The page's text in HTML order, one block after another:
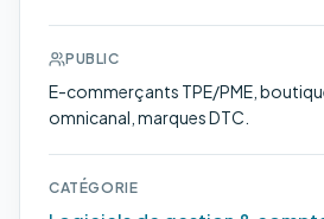
PUBLIC
E-commerçants TPE/PME,
omnicanal, marques DTC.
CATÉGORIE